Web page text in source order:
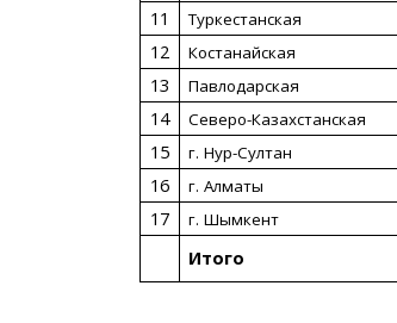
11 Туркестанская
12 Костанайская
13 Павлодарская
14 Северо-Казахстанская
15 г. Нур-Султан
16 г. Алматы
17 г. Шымкент
Итого